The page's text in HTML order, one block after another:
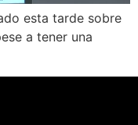
esta tarde sobre
a tener una